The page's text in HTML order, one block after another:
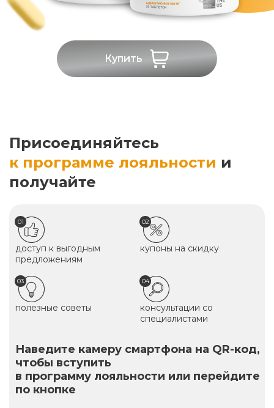
Купить
Присоединяйтесь
к программе лояльности и
получайте
01
доступ к выгодным
предложениям
02
купоны на скидку
03
полезные советы
04
консультации со
специалистами
Наведите камеру смартфона на QR-код,
чтобы вступить
в программу лояльности или перейдите
по кнопке